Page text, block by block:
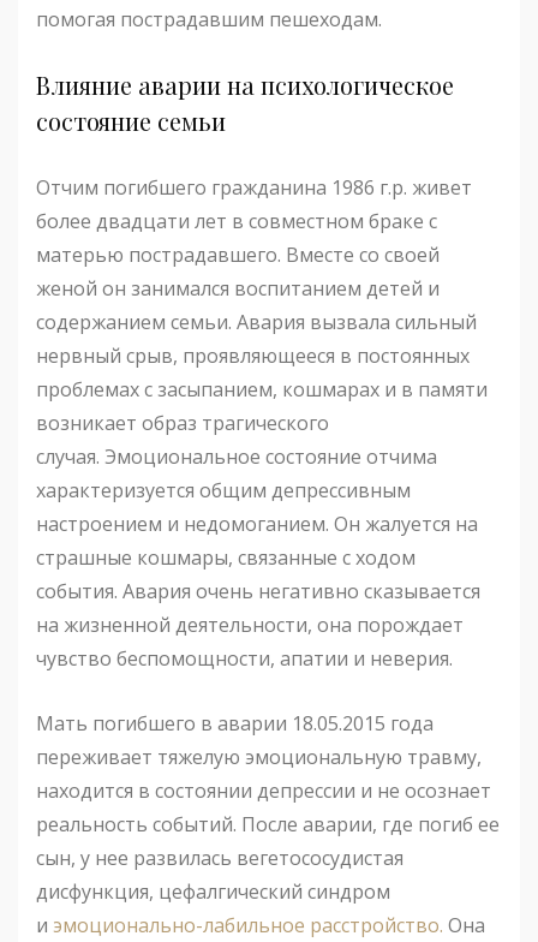
помогая пострадавшим пешеходам.
Влияние аварии на психологическое
состояние семьи
Отчим погибшего гражданина 1986 г.р. живет
более двадцати лет в совместном браке с
матерью пострадавшего. Вместе со своей
женой он занимался воспитанием детей и
содержанием семьи. Авария вызвала сильный
нервный срыв, проявляющееся в постоянных
проблемах с засыпанием, кошмарах и в памяти
возникает образ трагического
случая. Эмоциональное состояние отчима
характеризуется общим депрессивным
настроением и недомоганием. Он жалуется на
страшные кошмары, связанные с ходом
события. Авария очень негативно сказывается
на жизненной деятельности, она порождает
чувство беспомощности, апатии и неверия.
Мать погибшего в аварии 18.05.2015 года
переживает тяжелую эмоциональную травму,
находится в состоянии депрессии и не осознает
реальность событий. После аварии, где погиб ее
сын, у нее развилась вегетососудистая
дисфункция, цефалгический синдром
и эмоционально-лабильное расстройство. Она